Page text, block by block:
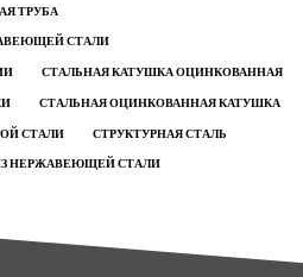
ТРУБА
СТАЛИ
СТАЛЬНАЯ КАТУШКА ОЦИНКОВАННАЯ
СТАЛЬНАЯ ОЦИНКОВАННАЯ КАТУШКА
СТАЛИ
СТРУКТУРНАЯ СТАЛЬ
НЕРЖАВЕЮЩЕЙ СТАЛИ